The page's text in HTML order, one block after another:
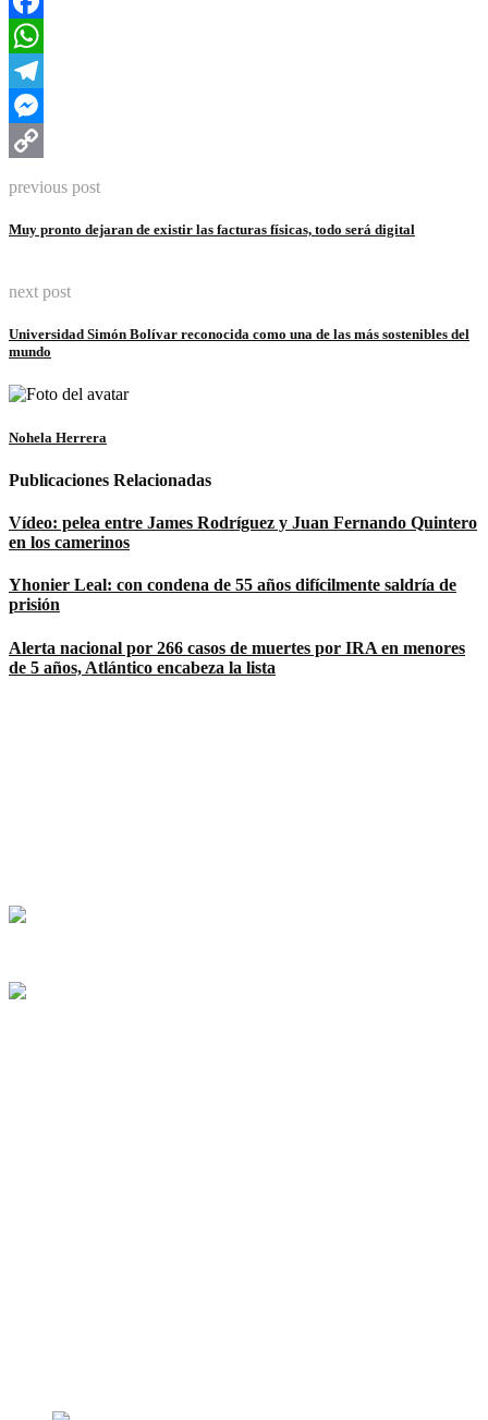
Facebook
WhatsApp
Telegram
Messenger
previous post
Muy pronto dejaran de existir las facturas físicas, todo será digital
next post
Universidad Simón Bolívar reconocida como una de las más sostenibles del
mundo
Nohela Herrera
Publicaciones Relacionadas
Vídeo: pelea entre James Rodríguez y Juan Fernando Quintero
en los camerinos
Yhonier Leal: con condena de 55 años difícilmente saldría de
prisión
Alerta nacional por 266 casos de muertes por IRA en menores
de 5 años, Atlántico encabeza la lista